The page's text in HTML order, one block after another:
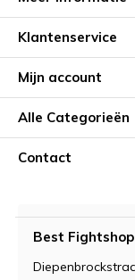
Klantenservice
Mijn account
Alle Categorieën
Contact
Best Fightshop